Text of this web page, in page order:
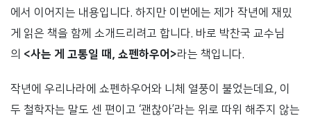
에서 이어지는 내용입니다. 하지만 이번에는 제가 작년에 재밌
게 읽은 책을 함께 소개드리려고 합니다. 바로 박찬국 교수님
의 <사는 게 고통일 때, 쇼펜하우어>라는 책입니다.
작년에 우리나라에 쇼펜하우어와 니체 열풍이 불었는데요, 이
두 철학자는 말도 센 편이고 ‘괜찮아’라는 위로 따위 해주지 않는